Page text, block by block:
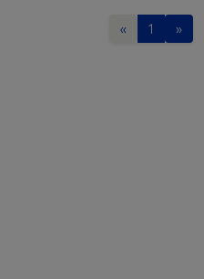
« 1 »